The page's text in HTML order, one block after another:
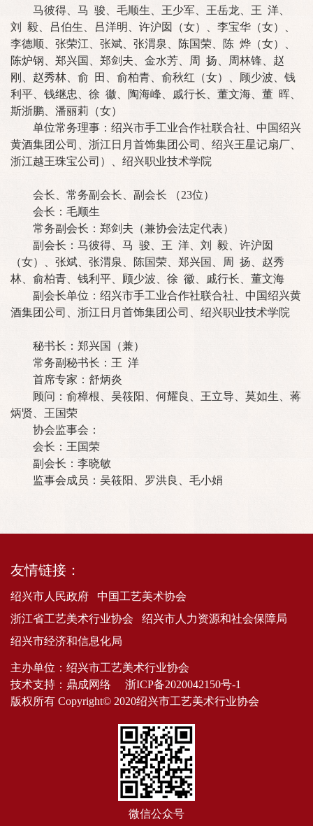
马彼得、马 骏、毛顺生、王少军、王岳龙、王 洋、
刘 毅、吕伯生、吕洋明、许沪囡（女）、李宝华（女）、
李德顺、张荣江、张斌、张渭泉、陈国荣、陈 烨（女）、
陈炉钢、郑兴国、郑剑夫、金水芳、周 扬、周林锋、赵
刚、赵秀林、俞 田、俞柏青、俞秋红（女）、顾少波、钱
利平、钱继忠、徐 徽、陶海峰、戚行长、董文海、董 晖、
斯浙鹏、潘丽莉（女）
单位常务理事：绍兴市手工业合作社联合社、中国绍兴
黄酒集团公司、浙江日月首饰集团公司、绍兴王星记扇厂、
浙江越王珠宝公司）、绍兴职业技术学院
会长、常务副会长、副会长 （23位）
会长：毛顺生
常务副会长：郑剑夫（兼协会法定代表）
副会长：马彼得、马 骏、王 洋、刘 毅、许沪囡
（女）、张斌、张渭泉、陈国荣、郑兴国、周 扬、赵秀
林、俞柏青、钱利平、顾少波、徐 徽、戚行长、董文海
副会长单位：绍兴市手工业合作社联合社、中国绍兴黄
酒集团公司、浙江日月首饰集团公司、绍兴职业技术学院
秘书长：郑兴国（兼）
常务副秘书长：王 洋
首席专家：舒炳炎
顾问：俞樟根、吴筱阳、何耀良、王立导、莫如生、蒋
炳贤、王国荣
协会监事会：
会长：王国荣
副会长：李晓敏
监事会成员：吴筱阳、罗洪良、毛小娟
友情链接：
绍兴市人民政府
中国工艺美术协会
浙江省工艺美术行业协会
绍兴市人力资源和社会保障局
绍兴市经济和信息化局
主办单位：绍兴市工艺美术行业协会
技术支持： 鼎成网络
浙ICP备2020042150号-1
版权所有 Copyright© 2020绍兴市工艺美术行业协会
微信公众号